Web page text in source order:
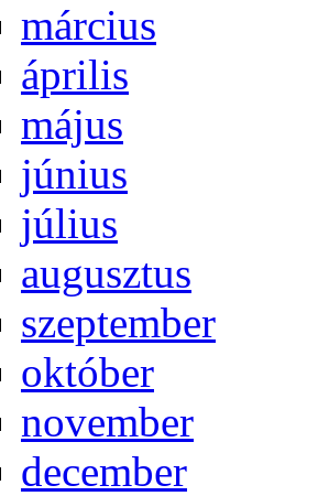
már­ci­us
áp­ri­lis
má­jus
jú­ni­us
jú­li­us
au­gusz­tus
szep­tem­ber
ok­tó­ber
no­vem­ber
de­cem­ber